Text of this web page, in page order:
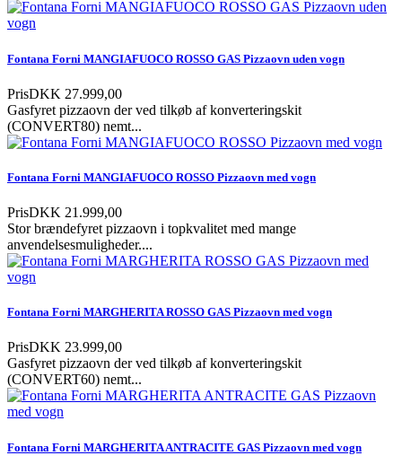
Fontana Forni MANGIAFUOCO ROSSO GAS Pizzaovn uden vogn
PrisDKK 27.999,00
Gasfyret pizzaovn der ved tilkøb af konverteringskit
(CONVERT80) nemt...
Fontana Forni MANGIAFUOCO ROSSO Pizzaovn med vogn
PrisDKK 21.999,00
Stor brændefyret pizzaovn i topkvalitet med mange
anvendelsesmuligheder....
Fontana Forni MARGHERITA ROSSO GAS Pizzaovn med vogn
PrisDKK 23.999,00
Gasfyret pizzaovn der ved tilkøb af konverteringskit
(CONVERT60) nemt...
Fontana Forni MARGHERITA ANTRACITE GAS Pizzaovn med vogn